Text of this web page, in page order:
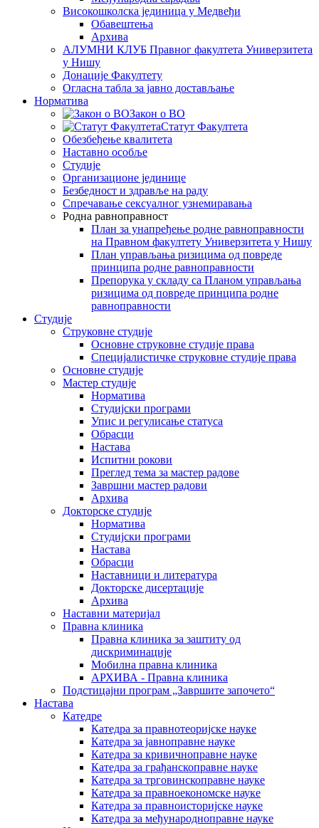
Високошколска јединица у Медвеђи
Обавештења
Архива
АЛУМНИ КЛУБ Правног факултета Универзитета
у Нишу
Донације Факултету
Огласна табла за јавно достављање
Норматива
Закон о ВО
Статут Факултета
Обезбеђење квалитета
Наставно особље
Студије
Организационе јединице
Безбедност и здравље на раду
Спречавање сексуалног узнемиравања
Родна равноправност
План за унапређење родне равноправности
на Правном факултету Универзитета у Нишу
План управљања ризицима од повреде
принципа родне равноправности
Препорука у складу са Планом управљања
ризицима од повреде принципа родне
равноправности
Студије
Струковне студије
Основне струковне студије права
Специјалистичке струковне студије права
Основне студије
Мастер студије
Норматива
Студијски програми
Упис и регулисање статуса
Обрасци
Настава
Испитни рокови
Преглед тема за мастер радове
Завршни мастер радови
Архива
Докторске студије
Норматива
Студијски програми
Настава
Обрасци
Наставници и литература
Докторске дисертације
Архива
Наставни материјал
Правна клиника
Правна клиника за заштиту од
дискриминације
Мобилна правна клиника
АРХИВА - Правна клиника
Подстицајни програм „Завршите започето“
Настава
Катедре
Катедра за правнотеоријске науке
Катедра за јавноправне науке
Катедра за кривичноправне науке
Катедра за грађанскоправне науке
Катедра за трговинскоправне науке
Катедра за правноекономске науке
Катедра за правноисторијске науке
Катедра за међународноправне науке